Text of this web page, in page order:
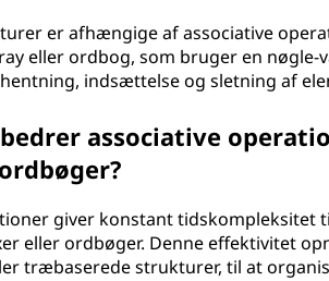
er afhængige af associative
eller ordbog, som bruger en
indsættelse og sletning af
associative
giver konstant
eller ordbøger. Denne effektivitet
træbaserede strukturer, til at